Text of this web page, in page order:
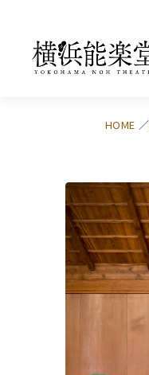
HOME